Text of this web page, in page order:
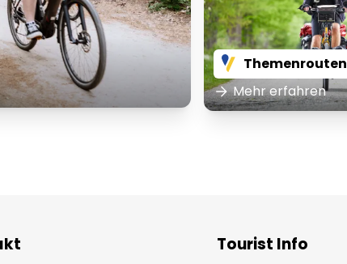
Themenrouten
Mehr erfahren
Tourist Info